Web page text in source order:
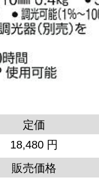
定価
18,480 円
販売価格